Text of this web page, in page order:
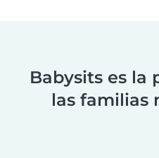
Babysits es la
las familias